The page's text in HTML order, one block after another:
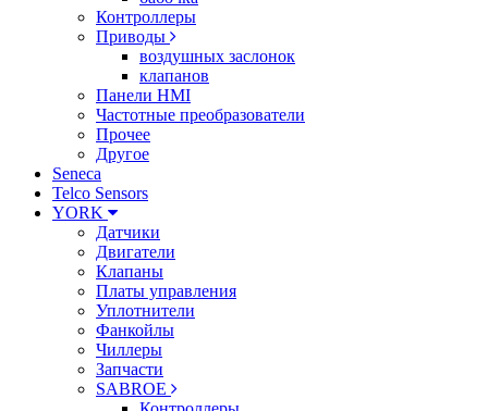
Контроллеры
Приводы
воздушных заслонок
клапанов
Панели HMI
Частотные преобразователи
Прочее
Другое
Seneca
Telco Sensors
YORK
Датчики
Двигатели
Клапаны
Платы управления
Уплотнители
Фанкойлы
Чиллеры
Запчасти
SABROE